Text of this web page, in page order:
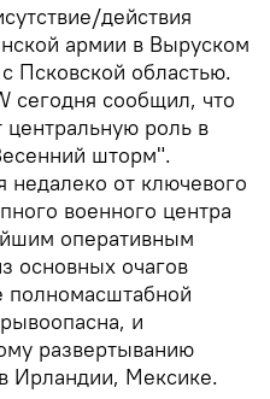
действия
армии в Выруском
Псковской областью.
сегодня сообщил, что
центральную роль в
шторм".
недалеко от ключевого
военного центра
оперативным
основных очагов
полномасштабной
и
развертыванию
Ирландии, Мексике.